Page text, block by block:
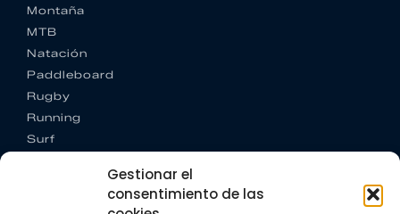
Gestionar el
consentimiento de las
Montaña
MTB
Natación
Paddleboard
Rugby
Running
Surf